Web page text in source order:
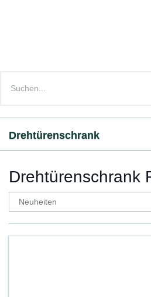
Drehtürenschrank
Drehtürenschrank